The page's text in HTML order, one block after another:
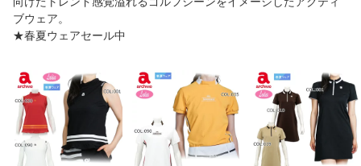
ブウェア。
★春夏ウェアセール中